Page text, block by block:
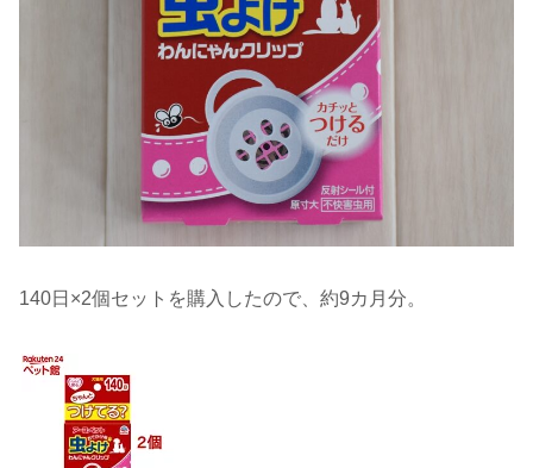
140日×2個セットを購入したので、約9カ月分。